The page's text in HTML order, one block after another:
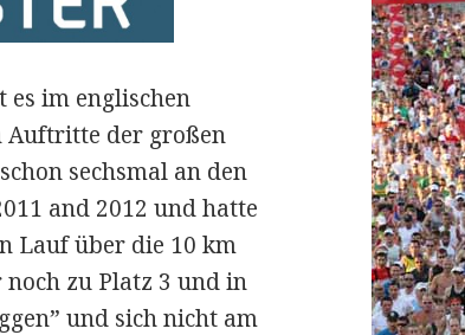
es im englischen
Auftritte der großen
sechsmal an den
and 2012 und hatte
Lauf über die 10 km
zu Platz 3 und in
und sich nicht am